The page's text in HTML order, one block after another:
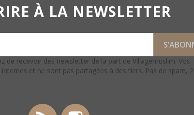
À LA NEWSLETTER
de recevoir des newsletter de la part de Villagemuslim. Vos
et ne sont pas partagées à des tiers. Pas de spam, 2
Rss